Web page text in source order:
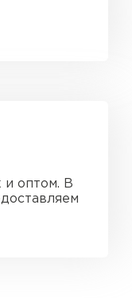
и оптом. В